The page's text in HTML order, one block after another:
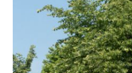
Arbustes de
Plantes
Arbres fruitiers
Conifères